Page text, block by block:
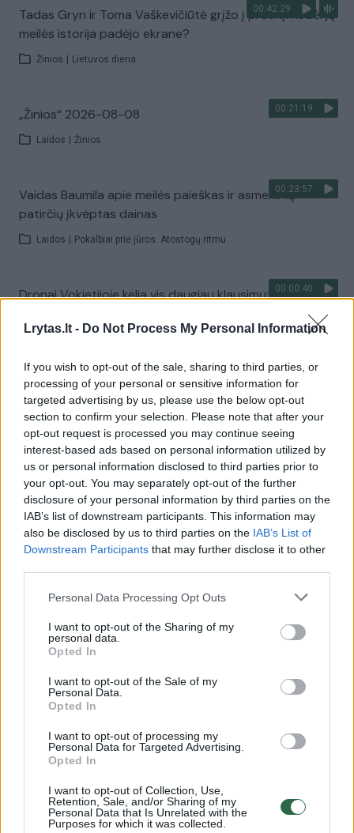
Lrytas.lt - Do Not Process My Personal Information
If you wish to opt-out of the sale, sharing to third parties, or
processing of your personal or sensitive information for
targeted advertising by us, please use the below opt-out
section to confirm your selection. Please note that after your
opt-out request is processed you may continue seeing
interest-based ads based on personal information utilized by
us or personal information disclosed to third parties prior to
your opt-out. You may separately opt-out of the further
disclosure of your personal information by third parties on the
IAB’s list of downstream participants. This information may
also be disclosed by us to third parties on the IAB’s List of
Downstream Participants that may further disclose it to other
Personal Data Processing Opt Outs
I want to opt-out of the Sharing of my
personal data.
Opted In
I want to opt-out of the Sale of my
Personal Data.
Opted In
I want to opt-out of processing my
Personal Data for Targeted Advertising.
Opted In
I want to opt-out of Collection, Use,
Retention, Sale, and/or Sharing of my
Personal Data that Is Unrelated with the
Purposes for which it was collected.
00:42:29
Tadas Gryn ir Toma Vaškevičiūtė grįžo į praeitį: kodėl jų
meilės istorija padėjo ekrane?
Žinios Lietuvos diena
00:21:19
„Žinios“ 2026-08-08
Laidos Žinios
00:23:57
Vaidas Baumila apie meilės paieškas ir asmeninių
patirčių įkvėptas dainas
Laidos Pokalbiai prie jūros. Atostogų ritmu
00:00:40
Dronai Vokietijoje kelia vis daugiau klausimų: du
Visi įrašai
Žiūrimiausi įrašai
00:00:30
Vaizdai iš tragiškos avarijos Vilniaus r.: dviejų moterų ir
vaiko gyvybių išgelbėti nepavyko
Savaitės vidurys nusimato karštas: temperatūra kils iki
32 laipsnių šilumos
Ukrainos politikoje: jis yra neteisus
Laidos | Nauja diena
00:05:25
K. Prunskienės brolis prisiminė jaudinančią akimirką